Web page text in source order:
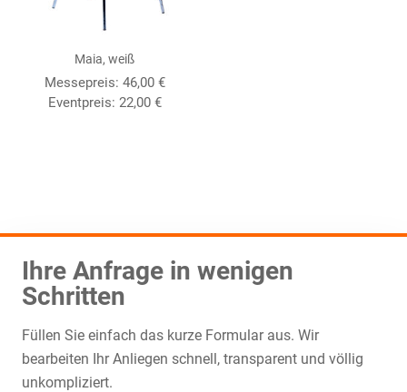
Maia, weiß
Messepreis: 46,00 €
Eventpreis: 22,00 €
Ihre Anfrage in wenigen
Schritten
Füllen Sie einfach das kurze Formular aus. Wir
bearbeiten Ihr Anliegen schnell, transparent und völlig
unkompliziert.